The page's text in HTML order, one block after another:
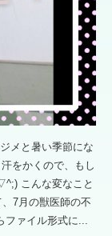
メと暑い季節にな
をかくので、もし
こんな変なこと
7月の獣医師の不
ファイル形式に...